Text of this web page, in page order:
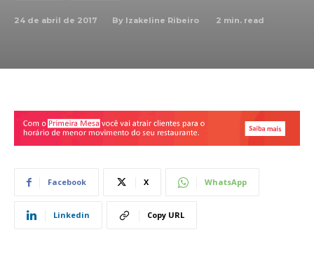
24 de abril de 2017 By Izakeline Ribeiro 2 min. read
Facebook X WhatsApp
Linkedin Copy URL